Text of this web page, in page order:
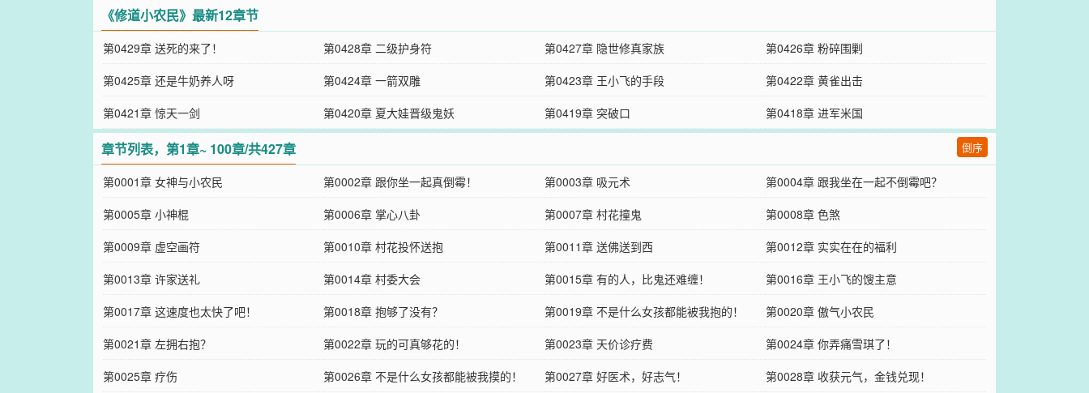
《修道小农民》最新12章节
第0429章 送死的来了！ 第0428章 二级护身符 第0427章 隐世修真家族
第0426章 粉碎围剿
第0425章 还是牛奶养人呀
第0424章 一箭双雕 第0423章 王小飞的手段
第0422章 黄雀出击
第0421章 惊天一剑
第0420章 夏大娃晋级鬼妖 第0419章 突破口 第0418章 进军米国
章节列表，第1章~ 100章/共427章 倒序
第0001章 女神与小农民 第0002章 跟你坐一起真倒霉！ 第0003章 吸元术
第0004章 跟我坐在一起不倒霉吧？
第0005章 小神棍
第0006章 掌心八卦 第0007章 村花撞鬼
第0008章 色煞
第0009章 虚空画符
第0010章 村花投怀送抱 第0011章 送佛送到西
第0012章 实实在在的福利
第0013章 许家送礼
第0014章 村委大会 第0015章 有的人，比鬼还难缠！
第0016章 王小飞的馊主意
第0017章 这速度也太快了吧！
第0018章 抱够了没有？ 第0019章 不是什么女孩都能被我抱的！
第0020章 傲气小农民
第0021章 左拥右抱？
第0022章 玩的可真够花的！ 第0023章 天价诊疗费
第0024章 你弄痛雪琪了！
第0025章 疗伤
第0026章 不是什么女孩都能被我摸的！ 第0027章 好医术，好志气！
第0028章 收获元气，金钱兑现！